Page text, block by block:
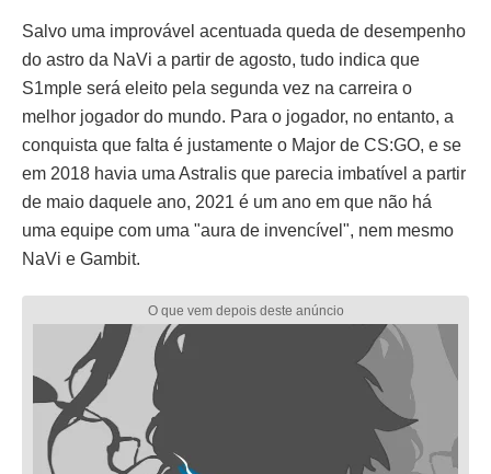
Salvo uma improvável acentuada queda de desempenho
do astro da NaVi a partir de agosto, tudo indica que
S1mple será eleito pela segunda vez na carreira o
melhor jogador do mundo. Para o jogador, no entanto, a
conquista que falta é justamente o Major de CS:GO, e se
em 2018 havia uma Astralis que parecia imbatível a partir
de maio daquele ano, 2021 é um ano em que não há
uma equipe com uma "aura de invencível", nem mesmo
NaVi e Gambit.